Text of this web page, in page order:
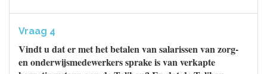
Vraag 4
Vindt u dat er met het betalen van salarissen van zorg-
en onderwijsmedewerkers sprake is van verkapte